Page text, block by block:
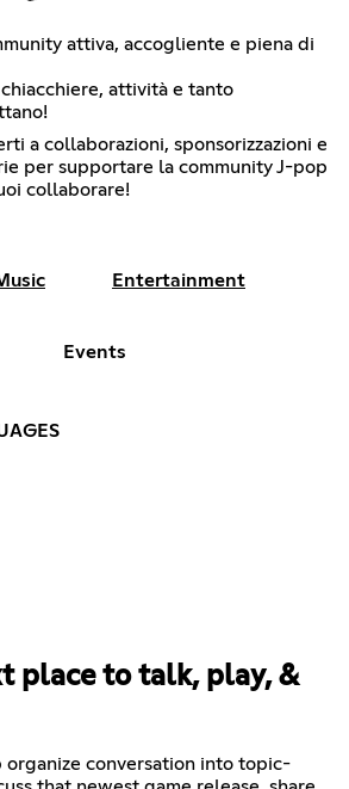
attiva, accogliente e piena di
attività e tanto
a collaborazioni, sponsorizzazioni e
per supportare la community J-pop
collaborare!
Entertainment
Events
place to talk, play, &
organize conversation into topic-